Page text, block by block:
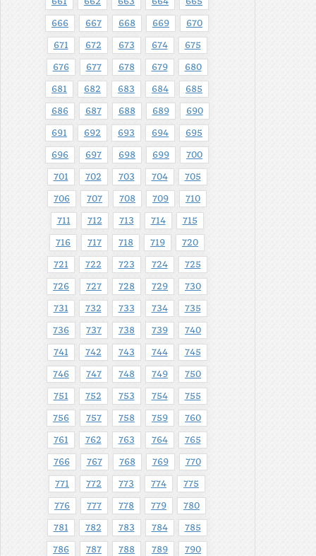
666 667 668 669 670
671 672 673 674 675
676 677 678 679 680
681 682 683 684 685
686 687 688 689 690
691 692 693 694 695
696 697 698 699 700
701 702 703 704 705
706 707 708 709 710
711 712 713 714 715
716 717 718 719 720
721 722 723 724 725
726 727 728 729 730
731 732 733 734 735
736 737 738 739 740
741 742 743 744 745
746 747 748 749 750
751 752 753 754 755
756 757 758 759 760
761 762 763 764 765
766 767 768 769 770
771 772 773 774 775
776 777 778 779 780
781 782 783 784 785
786 787 788 789 790